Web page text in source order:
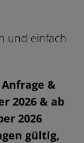
und einfach
&
2026 & ab
2026
gültig,